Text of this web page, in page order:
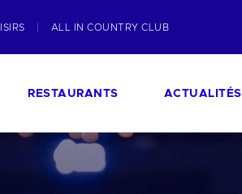
ALL IN COUNTRY CLUB
RESTAURANTS ACTUALITÉS